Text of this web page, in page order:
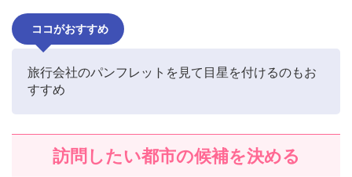
ココがおすすめ
旅行会社のパンフレットを見て目星を付けるのもお
すすめ
訪問したい都市の候補を決める